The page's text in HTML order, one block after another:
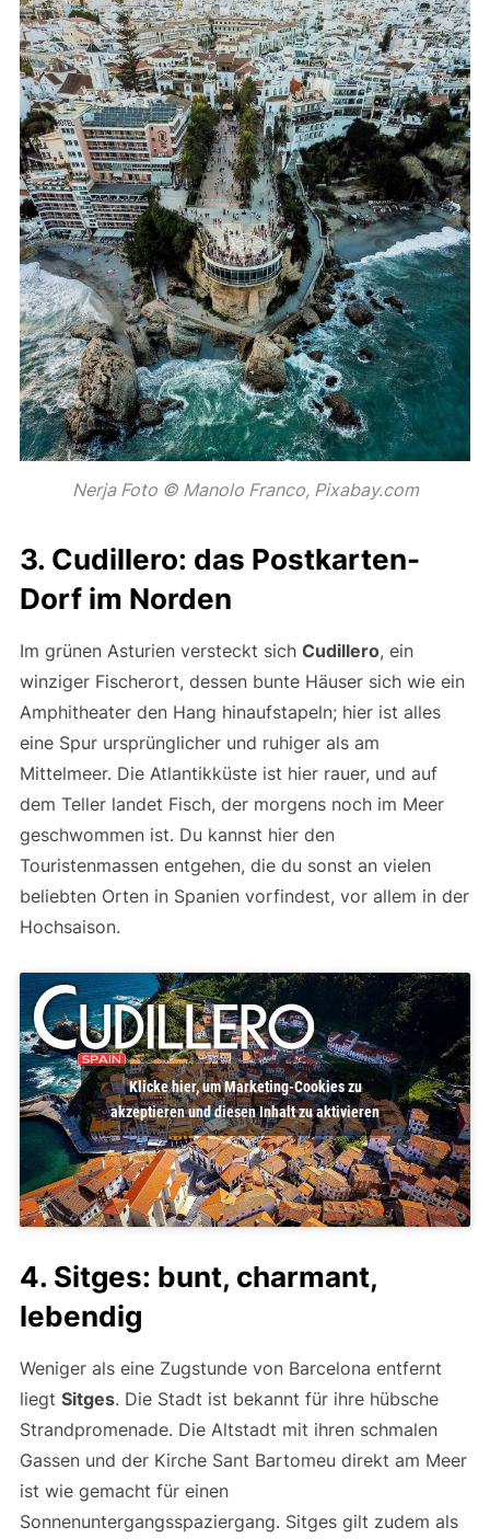
Nerja Foto © Manolo Franco, Pixabay.com
3. Cudillero: das Postkarten-
Dorf im Norden
Im grünen Asturien versteckt sich Cudillero, ein
winziger Fischerort, dessen bunte Häuser sich wie ein
Amphitheater den Hang hinaufstapeln; hier ist alles
eine Spur ursprünglicher und ruhiger als am
Mittelmeer. Die Atlantikküste ist hier rauer, und auf
dem Teller landet Fisch, der morgens noch im Meer
geschwommen ist. Du kannst hier den
Touristenmassen entgehen, die du sonst an vielen
beliebten Orten in Spanien vorfindest, vor allem in der
Hochsaison.
Klicke hier, um Marketing-Cookies zu
akzeptieren und diesen Inhalt zu aktivieren
4. Sitges: bunt, charmant,
lebendig
Weniger als eine Zugstunde von Barcelona entfernt
liegt Sitges. Die Stadt ist bekannt für ihre hübsche
Strandpromenade. Die Altstadt mit ihren schmalen
Gassen und der Kirche Sant Bartomeu direkt am Meer
ist wie gemacht für einen
Sonnenuntergangsspaziergang. Sitges gilt zudem als